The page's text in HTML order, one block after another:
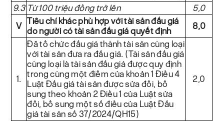
9.3 Từ 100 triệu đồng trở lên
5,0
V
Tiêu chí khác phù hợp với tài sản đấu giá
do người có tài sản đấu giá quyết định
8,0
1.
Đã tổ chức đấu giá thành tài sản cùng loại
với tài sản đưa ra đấu giá. (Tài sản đấu giá
cùng loại là tài sản đấu giá được quy định
trong cùng một điểm của khoản 1 Điều 4
Luật Đấu giá tài sản được sửa đổi, bổ
sung theo khoản 2 Điều 1 của Luật sửa
đổi, bổ sung một số điều của Luật Đấu
giá tài sản số 37/2024/QH15)
2,0